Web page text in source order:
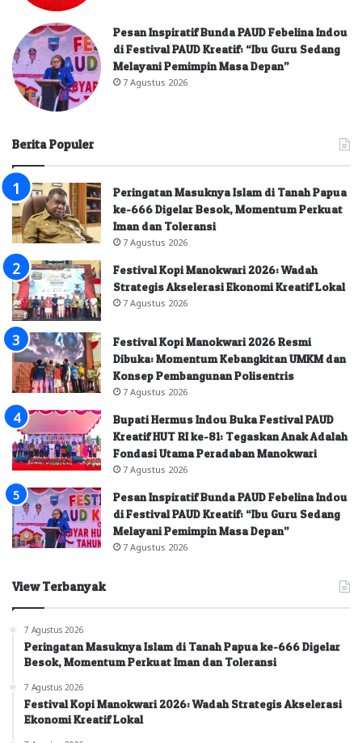
Pesan Inspiratif Bunda PAUD Febelina Indou
di Festival PAUD Kreatif: “Ibu Guru Sedang
Melayani Pemimpin Masa Depan”
7 Agustus 2026
Berita Populer
Peringatan Masuknya Islam di Tanah Papua
ke-666 Digelar Besok, Momentum Perkuat
Iman dan Toleransi
7 Agustus 2026
Festival Kopi Manokwari 2026: Wadah
Strategis Akselerasi Ekonomi Kreatif Lokal
7 Agustus 2026
Festival Kopi Manokwari 2026 Resmi
Dibuka: Momentum Kebangkitan UMKM dan
Konsep Pembangunan Polisentris
7 Agustus 2026
Bupati Hermus Indou Buka Festival PAUD
Kreatif HUT RI ke-81: Tegaskan Anak Adalah
Fondasi Utama Peradaban Manokwari
7 Agustus 2026
Pesan Inspiratif Bunda PAUD Febelina Indou
di Festival PAUD Kreatif: “Ibu Guru Sedang
Melayani Pemimpin Masa Depan”
7 Agustus 2026
View Terbanyak
7 Agustus 2026
Peringatan Masuknya Islam di Tanah Papua ke-666 Digelar
Besok, Momentum Perkuat Iman dan Toleransi
7 Agustus 2026
Festival Kopi Manokwari 2026: Wadah Strategis Akselerasi
Ekonomi Kreatif Lokal